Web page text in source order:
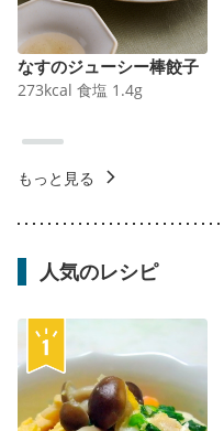
なすのジューシー棒餃子
273kcal 食塩 1.4g
もっと見る
人気のレシピ